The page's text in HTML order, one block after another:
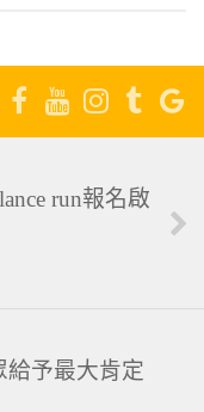
run報名啟
給予最大肯定